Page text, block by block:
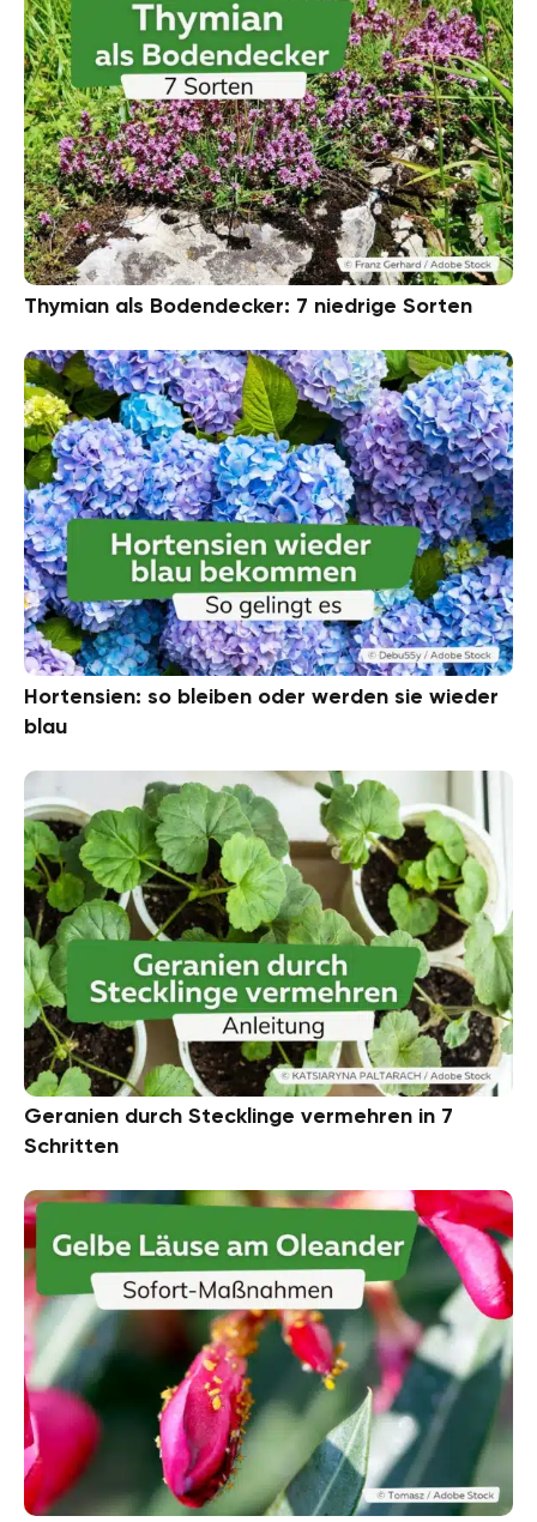
Thymian als Bodendecker: 7 niedrige Sorten
Hortensien: so bleiben oder werden sie wieder
blau
Geranien durch Stecklinge vermehren in 7
Schritten